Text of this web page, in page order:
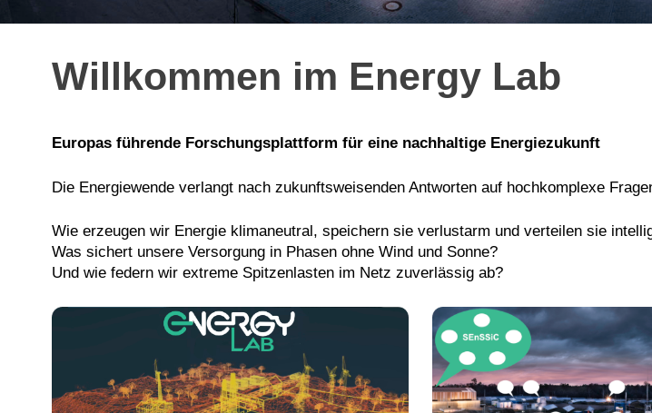
Willkommen im Energy Lab
Europas führende Forschungsplattform für eine nachhaltige Energiezukunft
Die Energiewende verlangt nach zukunftsweisenden Antworten auf hochkomplexe
Wie erzeugen wir Energie klimaneutral, speichern sie verlustarm und verteilen sie
Was sichert unsere Versorgung in Phasen ohne Wind und Sonne?
Und wie federn wir extreme Spitzenlasten im Netz zuverlässig ab?